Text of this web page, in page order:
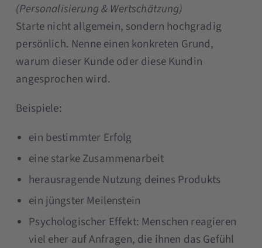
(Personalisierung & Wertschätzung)
Starte nicht allgemein, sondern hochgradig
persönlich. Nenne einen konkreten Grund,
warum dieser Kunde oder diese Kundin
angesprochen wird.
Beispiele:
ein bestimmter Erfolg
eine starke Zusammenarbeit
herausragende Nutzung deines Produkts
ein jüngster Meilenstein
Psychologischer Effekt: Menschen reagieren
viel eher auf Anfragen, die ihnen das Gefühl